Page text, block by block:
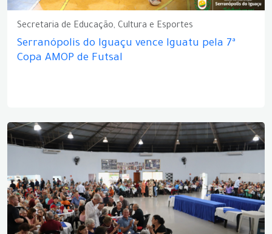
Secretaria de Educação, Cultura e Esportes
Serranópolis do Iguaçu vence Iguatu pela 7ª
Copa AMOP de Futsal